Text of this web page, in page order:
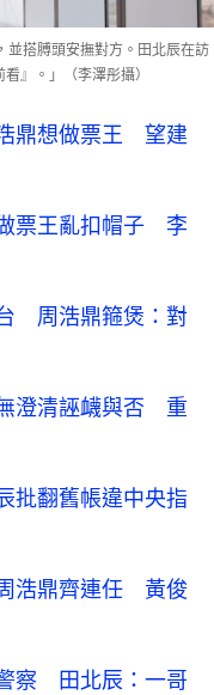
並搭膊頭安撫對方。田北辰在訪
』。」（李澤彤攝）
鼎想做票王 望建
票王亂扣帽子 李
周浩鼎箍煲：對
澄清誣衊與否 重
批翻舊帳違中央指
浩鼎齊連任 黃俊
察 田北辰：一哥